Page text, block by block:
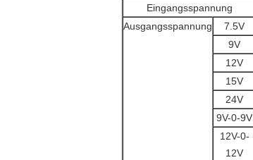
Eingangsspannung
Ausgangsspannung
7.5V
9V
12V
15V
24V
9V-0-9V
12V-0-
12V